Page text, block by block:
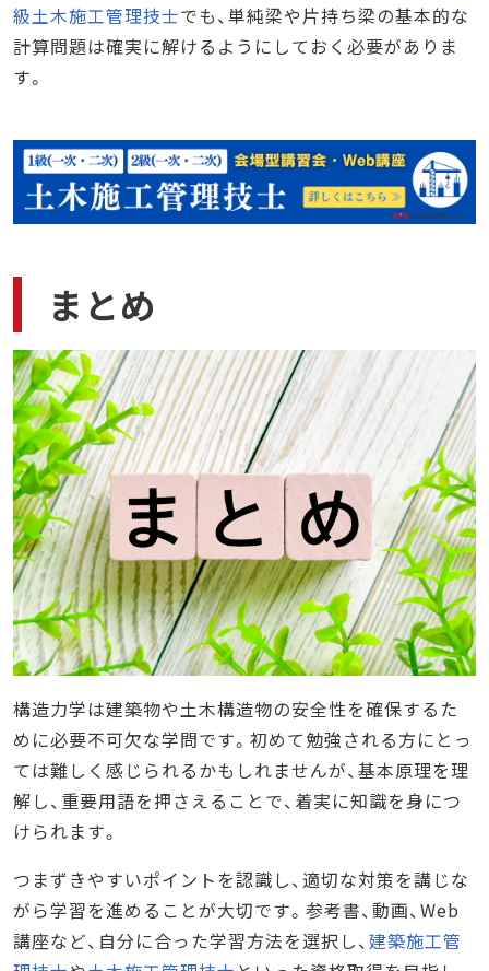
級土木施工管理技士でも、単純梁や片持ち梁の基本的な
計算問題は確実に解けるようにしておく必要がありま
す。
まとめ
構造力学は建築物や土木構造物の安全性を確保するた
めに必要不可欠な学問です。初めて勉強される方にとっ
ては難しく感じられるかもしれませんが、基本原理を理
解し、重要用語を押さえることで、着実に知識を身につ
けられます。
つまずきやすいポイントを認識し、適切な対策を講じな
がら学習を進めることが大切です。参考書、動画、Web
講座など、自分に合った学習方法を選択し、建築施工管